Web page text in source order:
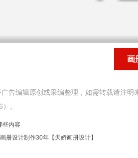
画
告编辑原创或采编整理，如需转载请注
。
些内容
册设计制作30年【天娇画册设计】